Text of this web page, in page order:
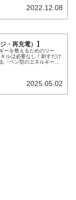
2022.12.08
・再充電）】
ーを整えるためのツー
ルは必要なし！刺すだけ
「ペン型のエネルギーグ
2025.05.02